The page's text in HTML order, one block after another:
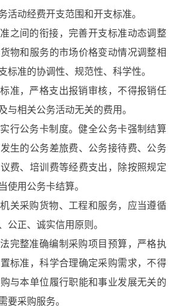
活动经费开支范围和开支标准。
之间的衔接，完善开支标准动态调整
物和服务的市场价格变动情况调整相
标准的协调性、规范性、科学性。
准，严格支出报销审核，不得报销任
与相关公务活动无关的费用。
行公务卡制度。健全公务卡强制结算
生的公务差旅费、公务接待费、公务
费、培训费等经费支出，除按照规定
使用公务卡结算。
关采购货物、工程和服务，应当遵循
公正、诚实信用原则。
完整准确编制采购项目预算，严格执
标准，科学合理确定采购需求，不得
与本单位履行职能和事业发展无关的
要采购服务。